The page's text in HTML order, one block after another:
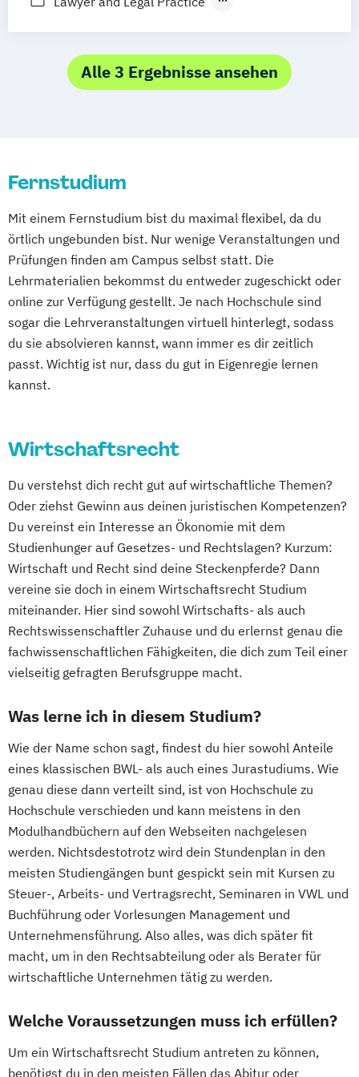
Stuttgart Nürnberg Bonn
Alle 3 Ergebnisse ansehen
Fernstudium
Mit einem Fernstudium bist du maximal flexibel, da du
örtlich ungebunden bist. Nur wenige Veranstaltungen und
Prüfungen finden am Campus selbst statt. Die
Lehrmaterialien bekommst du entweder zugeschickt oder
online zur Verfügung gestellt. Je nach Hochschule sind
sogar die Lehrveranstaltungen virtuell hinterlegt, sodass
du sie absolvieren kannst, wann immer es dir zeitlich
passt. Wichtig ist nur, dass du gut in Eigenregie lernen
kannst.
Wirtschaftsrecht
Du verstehst dich recht gut auf wirtschaftliche Themen?
Oder ziehst Gewinn aus deinen juristischen Kompetenzen?
Du vereinst ein Interesse an Ökonomie mit dem
Studienhunger auf Gesetzes- und Rechtslagen? Kurzum:
Wirtschaft und Recht sind deine Steckenpferde? Dann
vereine sie doch in einem Wirtschaftsrecht Studium
miteinander. Hier sind sowohl Wirtschafts- als auch
Rechtswissenschaftler Zuhause und du erlernst genau die
fachwissenschaftlichen Fähigkeiten, die dich zum Teil einer
vielseitig gefragten Berufsgruppe macht.
Was lerne ich in diesem Studium?
Wie der Name schon sagt, findest du hier sowohl Anteile
eines klassischen BWL- als auch eines Jurastudiums. Wie
genau diese dann verteilt sind, ist von Hochschule zu
Hochschule verschieden und kann meistens in den
Modulhandbüchern auf den Webseiten nachgelesen
werden. Nichtsdestotrotz wird dein Stundenplan in den
meisten Studiengängen bunt gespickt sein mit Kursen zu
Steuer-, Arbeits- und Vertragsrecht, Seminaren in VWL und
Buchführung oder Vorlesungen Management und
Unternehmensführung. Also alles, was dich später fit
macht, um in den Rechtsabteilung oder als Berater für
wirtschaftliche Unternehmen tätig zu werden.
Welche Voraussetzungen muss ich erfüllen?
Um ein Wirtschaftsrecht Studium antreten zu können,
benötigst du in den meisten Fällen das Abitur oder